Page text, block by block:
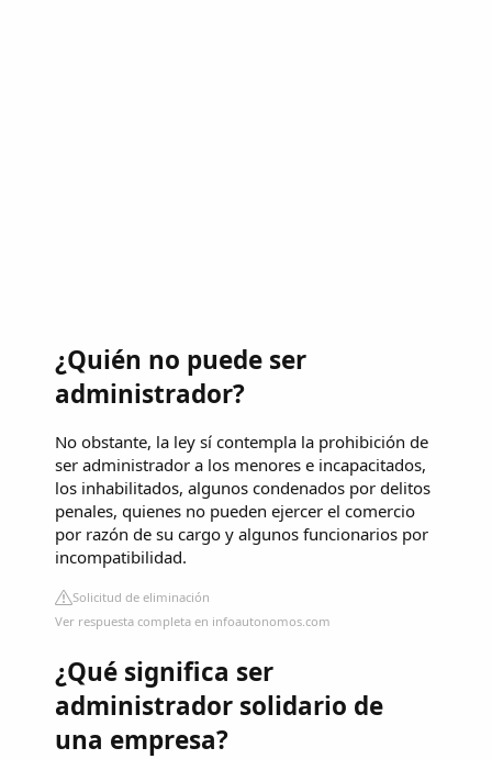
¿Quién no puede ser
administrador?
No obstante, la ley sí contempla la prohibición de
ser administrador a los menores e incapacitados,
los inhabilitados, algunos condenados por delitos
penales, quienes no pueden ejercer el comercio
por razón de su cargo y algunos funcionarios por
incompatibilidad.
Solicitud de eliminación
Ver respuesta completa en infoautonomos.com
¿Qué significa ser
administrador solidario de
una empresa?